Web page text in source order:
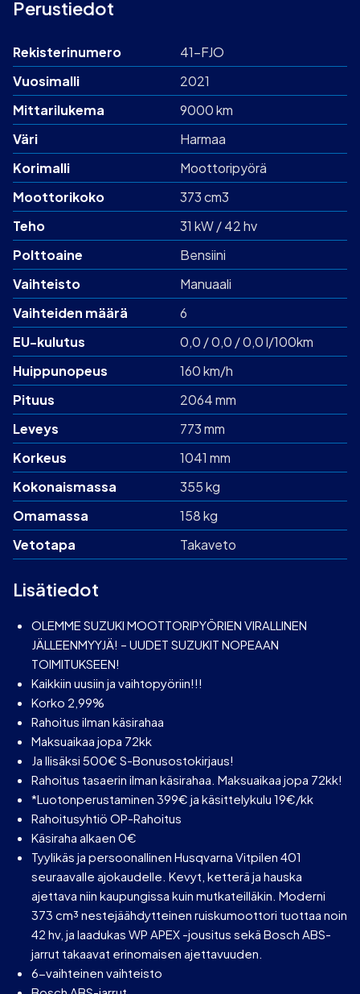
Perustiedot
Rekisterinumero
41-FJO
Vuosimalli
2021
Mittarilukema
9000 km
Väri
Harmaa
Korimalli
Moottoripyörä
Moottorikoko
373 cm3
Teho
31 kW / 42 hv
Polttoaine
Bensiini
Vaihteisto
Manuaali
Vaihteiden määrä
6
EU-kulutus
0,0 / 0,0 / 0,0 l/100km
Huippunopeus
160 km/h
Pituus
2064 mm
Leveys
773 mm
Korkeus
1041 mm
Kokonaismassa
355 kg
Omamassa
158 kg
Vetotapa
Takaveto
Lisätiedot
OLEMME SUZUKI MOOTTORIPYÖRIEN VIRALLINEN
JÄLLEENMYYJÄ! – UUDET SUZUKIT NOPEAAN
TOIMITUKSEEN!
Kaikkiin uusiin ja vaihtopyöriin!!!
Korko 2,99%
Rahoitus ilman käsirahaa
Maksuaikaa jopa 72kk
Ja llisäksi 500€ S-Bonusostokirjaus!
Rahoitus tasaerin ilman käsirahaa. Maksuaikaa jopa 72kk!
*Luotonperustaminen 399€ ja käsittelykulu 19€/kk
Rahoitusyhtiö OP-Rahoitus
Käsiraha alkaen 0€
Tyylikäs ja persoonallinen Husqvarna Vitpilen 401
seuraavalle ajokaudelle. Kevyt, ketterä ja hauska
ajettava niin kaupungissa kuin mutkateilläkin. Moderni
373 cm³ nestejäähdytteinen ruiskumoottori tuottaa noin
42 hv, ja laadukas WP APEX -jousitus sekä Bosch ABS-
jarrut takaavat erinomaisen ajettavuuden.
6-vaihteinen vaihteisto